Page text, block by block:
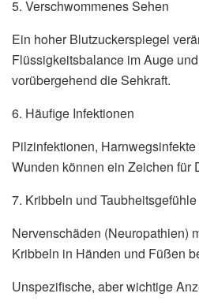
5. Verschwommenes Sehen
Ein hoher Blutzuckerspiegel
Flüssigkeitsbalance im Auge
vorübergehend die Sehkraft.
6. Häufige Infektionen
Pilzinfektionen,
Wunden können ein Zeichen für
7. Kribbeln und Taubheitsgefühle
Nervenschäden (Neuropathien)
Kribbeln in Händen und Füßen
Unspezifische, aber wichtige